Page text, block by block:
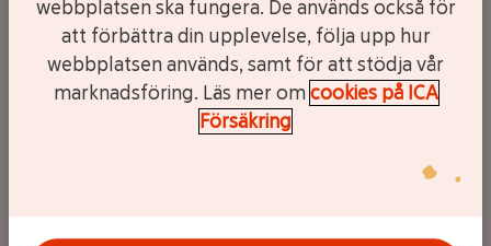
Namn
webbplatsen ska fungera. De används också för
att förbättra din upplevelse, följa upp hur
webbplatsen används, samt för att stödja vår
marknadsföring. Läs mer omcookies på ICA
Försäkring